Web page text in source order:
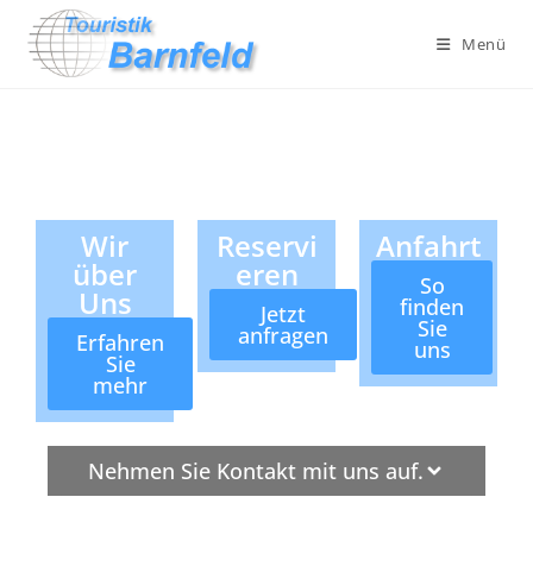
Menü
Wir
über
Uns
Erfahren
Sie
mehr
Reservi
eren
Jetzt
anfragen
Anfahrt
So
finden
Sie
uns
Nehmen Sie Kontakt mit uns auf.